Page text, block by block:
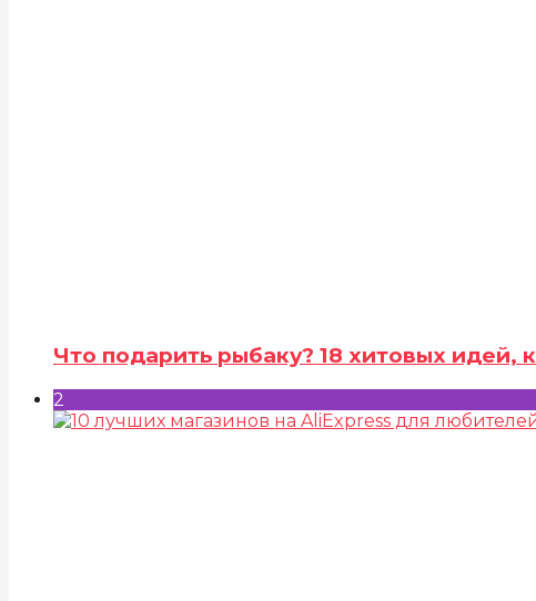
Что подарить рыбаку? 18 хитовых идей,
2